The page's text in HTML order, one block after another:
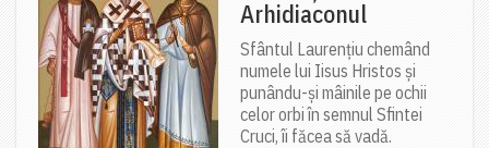
Arhidiaconul
Sfântul Laurențiu chemând
numele lui Iisus Hristos și
punându-și mâinile pe ochii
celor orbi în semnul Sfintei
Cruci, îi făcea să vadă.